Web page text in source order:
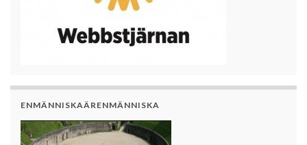
ENMÄNNISKAÄRENMÄNNISKA